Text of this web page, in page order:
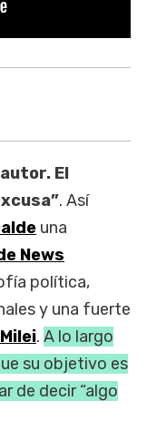
El
. Así
una
News
política,
y una fuerte
. A lo largo
su objetivo es
de decir “algo